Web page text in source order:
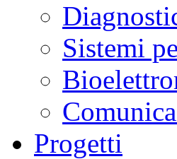
Sistemi
Progetti